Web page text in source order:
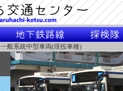
一般系統中型車両(現役車種)